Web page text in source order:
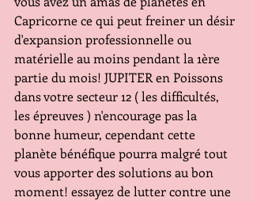
Capricorne ce qui peut freiner un désir
d'expansion professionnelle ou
matérielle au moins pendant la 1ère
partie du mois! JUPITER en Poissons
dans votre secteur 12 ( les difficultés,
les épreuves ) n'encourage pas la
bonne humeur, cependant cette
planète bénéfique pourra malgré tout
vous apporter des solutions au bon
moment! essayez de lutter contre une